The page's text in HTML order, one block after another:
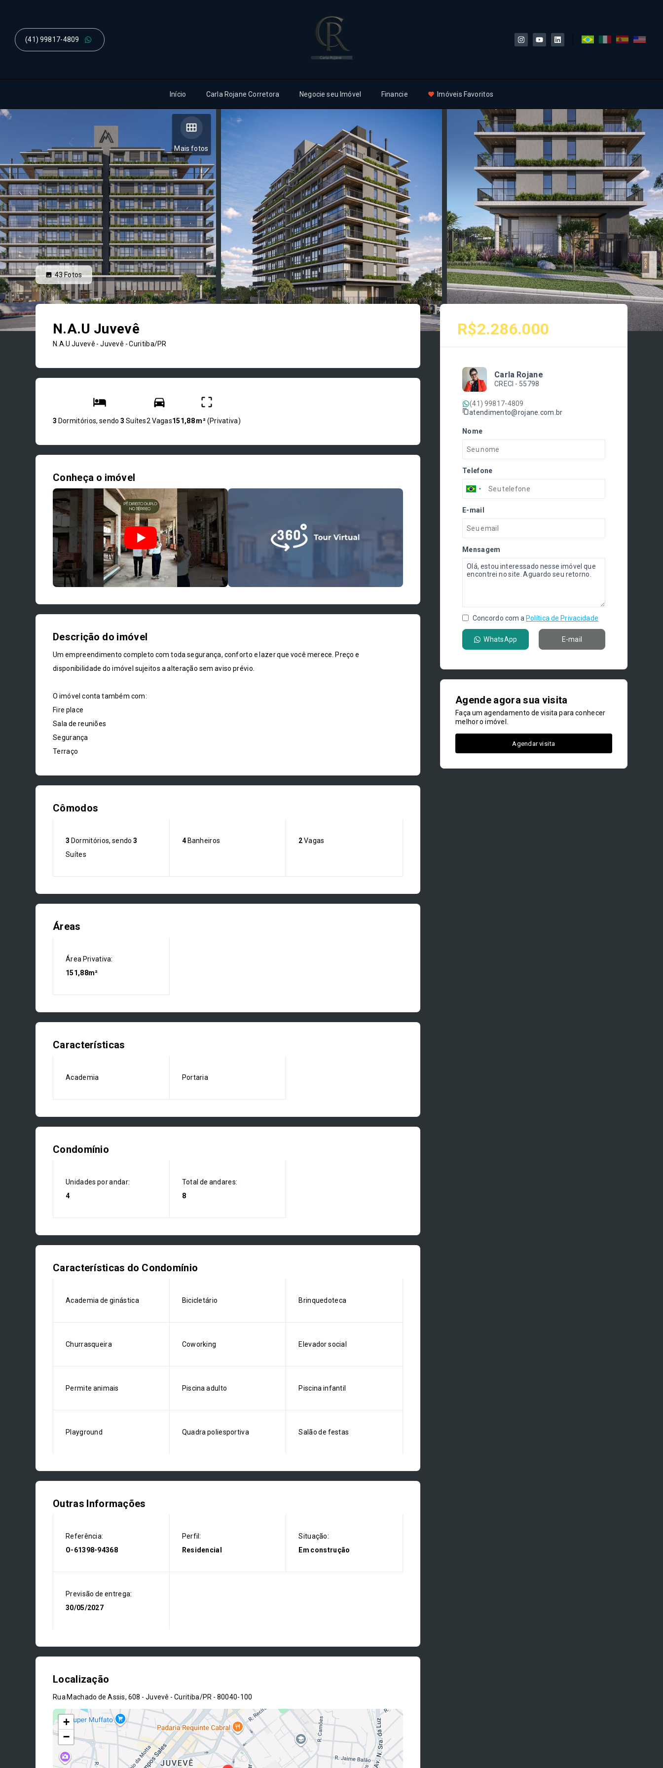
(41) 99817-4809
Início Carla Rojane Corretora Negocie seu Imóvel Financie Imóveis Favoritos
Mais fotos
43Fotos
N.A.U Juvevê
N.A.U Juvevê -Juvevê - Curitiba/PR
3 Dormitórios, sendo3 Suítes2 Vagas151,88 m²(Privativa)
Conheça o imóvel
Descrição do imóvel
Um empreendimento completo com toda segurança, conforto e lazer que você merece. Preço e
disponibilidade do imóvel sujeitos a alteração sem aviso prévio.
O imóvel conta também com:
Fire place
Sala de reuniões
Segurança
Terraço
Cômodos
3 Dormitórios, sendo3
Suítes
4Banheiros 2Vagas
Áreas
Área Privativa:
151,88m²
Características
Academia Portaria
Condomínio
Unidades por andar:
4
Total de andares:
8
Características do Condomínio
Academia de ginástica Bicicletário Brinquedoteca
Churrasqueira Coworking Elevador social
Permite animais Piscina adulto Piscina infantil
Playground Quadra poliesportiva Salão de festas
Outras Informações
Referência:
O-61398-94368
Perfil:
Residencial
Situação:
Em construção
Previsão de entrega:
30/05/2027
Localização
Rua Machado de Assis, 608 - Juvevê - Curitiba/PR - 80040-100
+
−
R$2.286.000
Carla Rojane
CRECI - 55798
(41) 99817-4809
atendimento@rojane.com.br
Nome
Telefone
E-mail
Mensagem
Concordo com a Política de Privacidade
WhatsApp E-mail
Agende agora sua visita
Faça um agendamento de visita para conhecer
melhor o imóvel.
Agendar visita